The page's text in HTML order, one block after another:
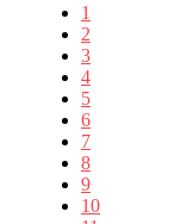
1
2
3
4
5
6
7
8
9
10